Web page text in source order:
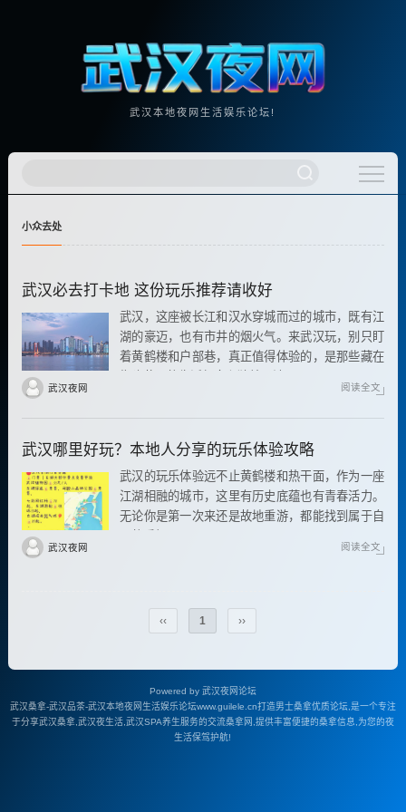
武汉本地夜网生活娱乐论坛!
小众去处
武汉必去打卡地 这份玩乐推荐请收好
武汉，这座被长江和汉水穿城而过的城市，既有江
湖的豪迈，也有市井的烟火气。来武汉玩，别只盯
着黄鹤楼和户部巷，真正值得体验的，是那些藏在
武汉夜网 阅读全文
武汉哪里好玩？本地人分享的玩乐体验攻略
武汉的玩乐体验远不止黄鹤楼和热干面，作为一座
江湖相融的城市，这里有历史底蕴也有青春活力。
无论你是第一次来还是故地重游，都能找到属于自
武汉夜网 阅读全文
‹‹ 1 ››
Powered by 武汉夜网论坛
武汉桑拿-武汉品茶-武汉本地夜网生活娱乐论坛www.guilele.cn打造男士桑拿优质论坛,是一个专注
于分享武汉桑拿,武汉夜生活,武汉SPA养生服务的交流桑拿网,提供丰富便捷的桑拿信息,为您的夜
生活保驾护航!